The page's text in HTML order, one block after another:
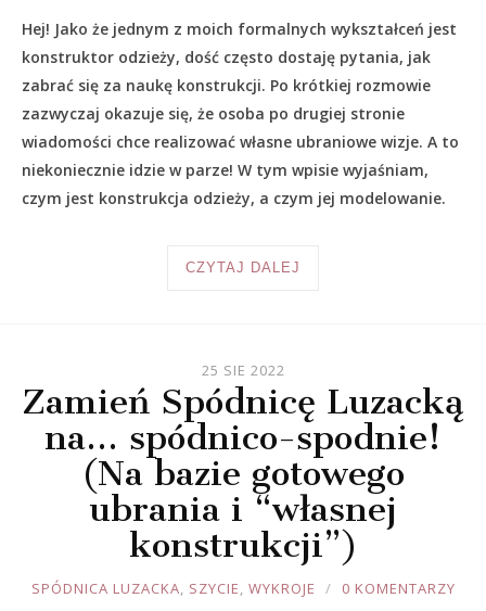
Hej! Jako że jednym z moich formalnych wykształceń jest
konstruktor odzieży, dość często dostaję pytania, jak
zabrać się za naukę konstrukcji. Po krótkiej rozmowie
zazwyczaj okazuje się, że osoba po drugiej stronie
wiadomości chce realizować własne ubraniowe wizje. A to
niekoniecznie idzie w parze! W tym wpisie wyjaśniam,
czym jest konstrukcja odzieży, a czym jej modelowanie.
CZYTAJ DALEJ
25 SIE 2022
Zamień Spódnicę Luzacką
na… spódnico-spodnie!
(Na bazie gotowego
ubrania i “własnej
konstrukcji”)
JOULE
SPÓDNICA LUZACKA, SZYCIE, WYKROJE 0 KOMENTARZY